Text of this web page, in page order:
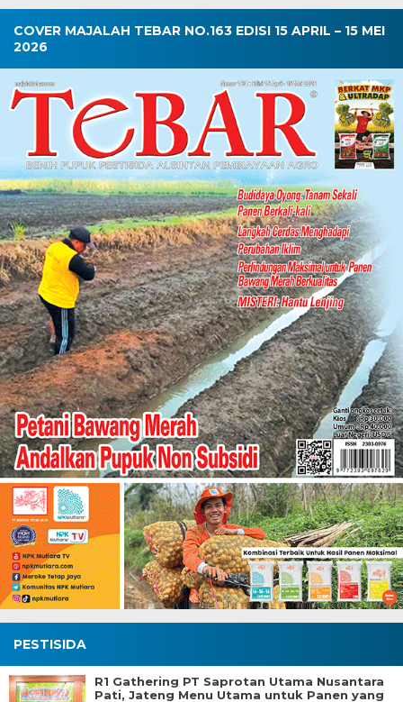
COVER MAJALAH TEBAR NO.163 EDISI 15 APRIL – 15 MEI
2026
PESTISIDA
R1 Gathering PT Saprotan Utama Nusantara
Pati, Jateng Menu Utama untuk Panen yang